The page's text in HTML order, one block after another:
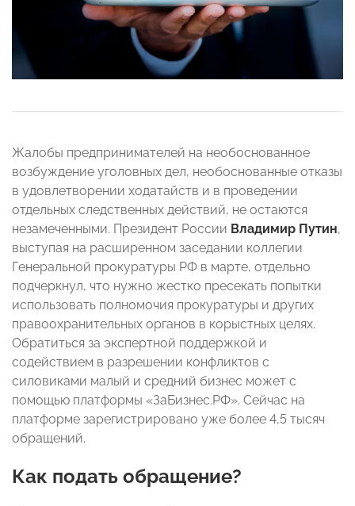
Жалобы предпринимателей на необоснованное
возбуждение уголовных дел, необоснованные отказы
в удовлетворении ходатайств и в проведении
отдельных следственных действий, не остаются
незамеченными. Президент России Владимир Путин,
выступая на расширенном заседании коллегии
Генеральной прокуратуры РФ в марте, отдельно
подчеркнул, что нужно жестко пресекать попытки
использовать полномочия прокуратуры и других
правоохранительных органов в корыстных целях.
Обратиться за экспертной поддержкой и
содействием в разрешении конфликтов с
силовиками малый и средний бизнес может с
помощью платформы «ЗаБизнес.РФ». Сейчас на
платформе зарегистрировано уже более 4,5 тысяч
обращений.
Как подать обращение?